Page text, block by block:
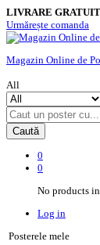
LIVRARE
Urmărește comanda
Magazin Online de
All
Caută
0
0
No products
Log in
Posterele mele